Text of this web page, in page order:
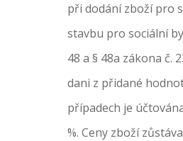
při dodání zboží pro
stavbu pro sociální
48 a § 48a zákona č.
dani z přidané
případech je
%. Ceny zboží